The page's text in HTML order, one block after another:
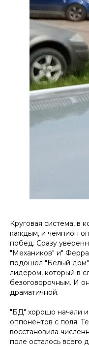
Круговая система, в
каждым, и чемпион
побед. Сразу
"Механиков" и"
подошёл "Белый
лидером, который в
безоговорочным. И
драматичной.
"БД" хорошо начали
оппонентов с поля.
восстановила
поле осталось всего